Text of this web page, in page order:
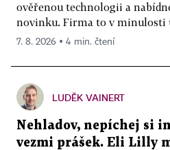
ověřenou technologii a
novinku. Firma to v minulosti
7. 8. 2026 ▪ 4 min. čtení
LUDĚK VAINERT
Nehladov, nepíchej si
vezmi prášek. Eli Lilly